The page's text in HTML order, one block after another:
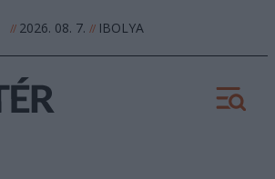
//2026. 08. 7. //IBOLYA